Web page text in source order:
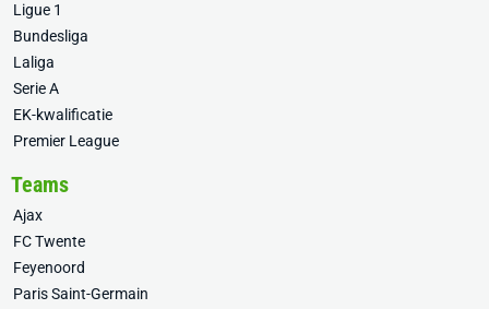
Ligue 1
Bundesliga
Laliga
Serie A
EK-kwalificatie
Premier League
Teams
Ajax
FC Twente
Feyenoord
Paris Saint-Germain